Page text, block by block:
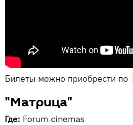
Билеты можно приобрести по
"Матрица"
Где: Forum cinemas